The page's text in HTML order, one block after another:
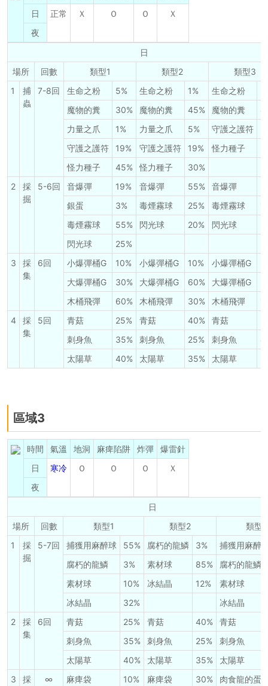
日
正常 Ｘ Ｏ Ｏ
Ｘ
夜
日
場所
回數 類型1 類型2
類型3
1
捕
蟲
7-8回 生命之粉 5% 生命之粉 1% 生命之粉
魔物的糞
30% 魔物的糞 45% 魔物的糞
力量之爪
1% 力量之爪 5% 守護之護符
守護之護符
19% 守護之護符 19% 怪力種子
怪力種子
45% 怪力種子
30%
2
採
掘
5-6回 音爆彈 19% 音爆彈 55% 音爆彈
銀蛋
3% 毒煙霧球 25% 毒煙霧球
毒煙霧球
55% 閃光球 20% 閃光球
閃光球
25%
3
採
集
6回 小爆彈桶G 10% 小爆彈桶G 10% 小爆彈桶G
大爆彈桶G
30% 大爆彈桶G 60% 大爆彈桶G
木桶飛彈
60% 木桶飛彈 30% 木桶飛彈
4
採
集
5回 青菇 25% 青菇 40% 青菇
刺身魚
35% 刺身魚 25% 刺身魚
太陽草
40% 太陽草 35% 太陽草
區域3
時間 氣溫 地洞 麻痺陷阱 炸彈
爆雷針
日
寒冷 Ｏ Ｏ Ｏ
Ｘ
夜
日
場所
回數 類型1 類型2
類型3
1
採
掘
5-7回 捕獲用麻醉球 55% 腐朽的龍鱗 3%
捕獲用麻醉
腐朽的龍鱗
3% 素材球 85%
腐朽的龍鱗
素材球
10% 冰結晶 12%
素材球
冰結晶
32%
冰結晶
2
採
集
6回 青菇 25% 青菇 40%
青菇
刺身魚
35% 刺身魚 25%
刺身魚
太陽草
40% 太陽草 35%
太陽草
3
採 ∞ 麻痺袋 10% 麻痺袋 30% 肉食龍的蛋